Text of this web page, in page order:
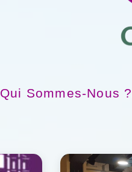
Qui Sommes-Nous ?